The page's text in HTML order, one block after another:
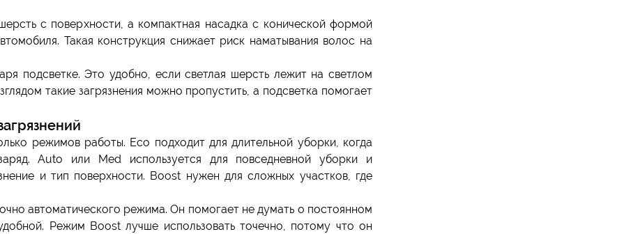
с поверхности, а компактная насадка с конической формой
Такая конструкция снижает риск наматывания волос на
подсветке. Это удобно, если светлая шерсть лежит на светлом
такие загрязнения можно пропустить, а подсветка помогает
режимов работы. Eco подходит для длительной уборки, когда
Auto или Med используется для повседневной уборки и
и тип поверхности. Boost нужен для сложных участков, где
автоматического режима. Он помогает не думать о постоянном
Режим Boost лучше использовать точечно, потому что он